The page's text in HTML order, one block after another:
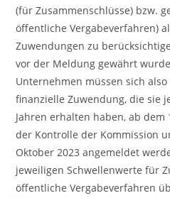
(für Zusammenschlüsse) bzw.
öffentliche Vergabeverfahren)
Zuwendungen zu
vor der Meldung gewährt
Unternehmen müssen sich
finanzielle Zuwendung, die sie
Jahren erhalten haben, ab dem
der Kontrolle der Kommission
Oktober 2023 angemeldet
jeweiligen Schwellenwerte für
öffentliche Vergabeverfahren